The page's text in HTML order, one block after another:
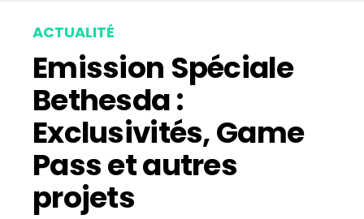
ACTUALITÉ
Emission Spéciale
Bethesda :
Exclusivités, Game
Pass et autres
projets